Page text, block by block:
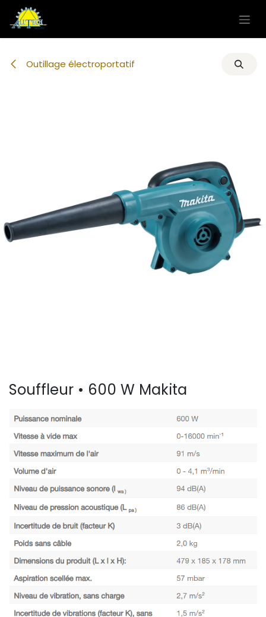
Se rendre au contenu
Outillage électroportatif
Souffleur • 600 W Makita